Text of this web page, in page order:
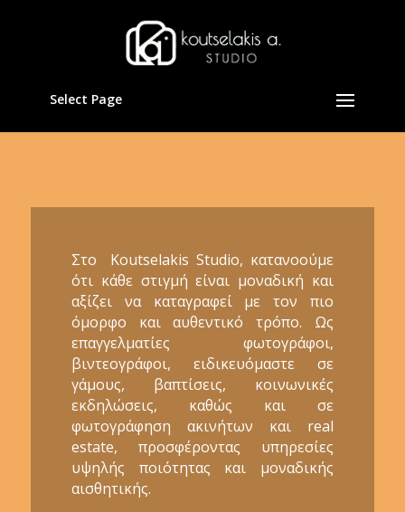
Select Page
Στο Koutselakis Studio, κατανοούμε
ότι κάθε στιγμή είναι μοναδική και
αξίζει να καταγραφεί με τον πιο
όμορφο και αυθεντικό τρόπο. Ως
επαγγελματίες φωτογράφοι,
βιντεογράφοι, ειδικευόμαστε σε
γάμους, βαπτίσεις, κοινωνικές
εκδηλώσεις, καθώς και σε
φωτογράφηση ακινήτων και real
estate, προσφέροντας υπηρεσίες
υψηλής ποιότητας και μοναδικής
αισθητικής.